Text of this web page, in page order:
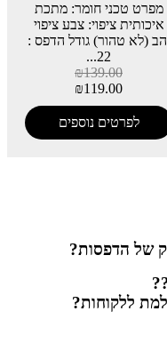
מפרט טכני חומר: מתכת
איכותית ציפוי: צבע ציפוי
(לא טהור) גודל הדפס :
22...
₪139.00
₪119.00
לפרטים נוספים
של הדפסות?
ללקוחות?